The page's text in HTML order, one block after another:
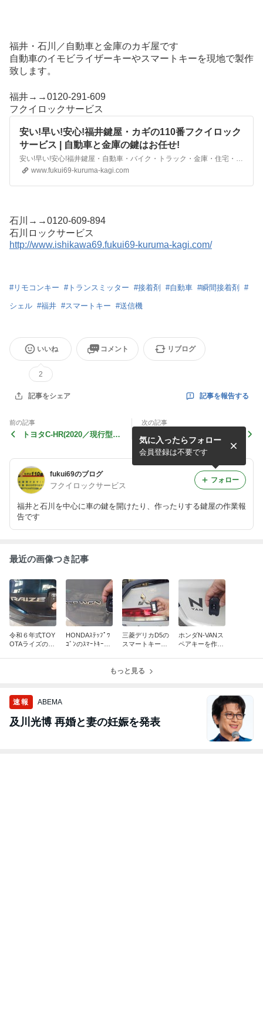
福井・石川／自動車と金庫のカギ屋です
自動車のイモビライザーキーやスマートキーを現地で製作
致します。
福井→→0120-291-609
フクイロックサービス
安い!早い!安心!福井鍵屋・カギの110番フクイロック
サービス | 自動車と金庫の鍵はお任せ!
安い!早い!安心!福井鍵屋・自動車・バイク・トラック・金庫・住宅・ロッカー・机・物置・出張解錠・鍵開け・鍵製作・カギ交換・イモビライザー、キーレス、リモコンキー、スマートキー作成・登録はカギの110番フクイロックサービスへ
www.fukui69-kuruma-kagi.com
石川
→→0120-609-894
石川ロックサービス
http://www.ishikawa69.fukui69-kuruma-kagi.com/
#リモコンキー #トランスミッター #接着剤 #自動車 #瞬間接着剤 #
シェル #福井 #スマートキー #送信機
いいね
2
コメント リブログ
記事をシェア 記事を報告する
前の記事
トヨタC-HR(2020／現行型)
次の記事
金庫解錠（セントリー金庫）
fukui69のブログ
フクイロックサービス
福井と石川を中心に車の鍵を開けたり、作ったりする鍵屋の作業報
告です
気に入ったらフォロー
会員登録は不要です
フォロー
最近の画像つき記事
令和６年式TOY
OTAライズのｽﾏ
HONDAｽﾃｯﾌﾟﾜ
ｺﾞﾝのｽﾏｰﾄｷｰを
三菱デリカD5の
スマートキー登
ホンダN-VANス
ペアキーを作り
もっと見る
速報 ABEMA
及川光博 再婚と妻の妊娠を発表